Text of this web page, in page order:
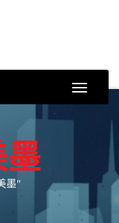
Toggle
墨
墨"